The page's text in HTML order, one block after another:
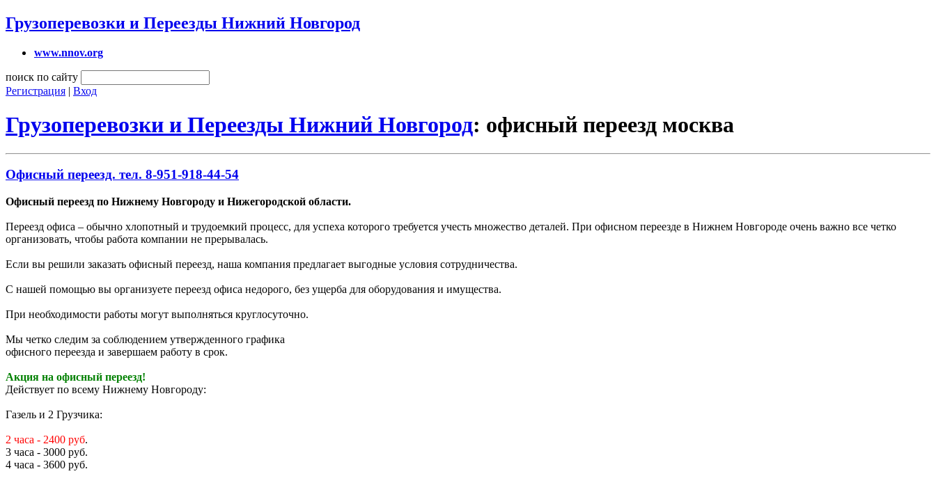
Грузоперевозки и Переезды Нижний Новгород
www.nnov.org
поиск по сайту
Регистрация | Вход
Грузоперевозки и Переезды Нижний Новгород: офисный переезд москва
Офисный переезд. тел. 8-951-918-44-54
Офисный переезд по Нижнему Новгороду и Нижегородской области.
Переезд офиса – обычно хлопотный и трудоемкий процесс, для успеха которого требуется учесть множество деталей. При офисном переезде в Нижнем Новгороде очень важно все четко
организовать, чтобы работа компании не прерывалась.
Если вы решили заказать офисный переезд, наша компания предлагает выгодные условия сотрудничества.
С нашей помощью вы организуете переезд офиса недорого, без ущерба для оборудования и имущества.
При необходимости работы могут выполняться круглосуточно.
Мы четко следим за соблюдением утвержденного графика
офисного переезда и завершаем работу в срок.
Акция на офисный переезд!
Действует по всему Нижнему Новгороду:
Газель и 2 Грузчика:
2 часа - 2400 руб.
3 часа - 3000 руб.
4 часа - 3600 руб.